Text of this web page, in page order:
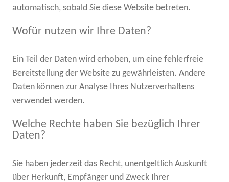
automatisch, sobald Sie diese Website betreten.
Wofür nutzen wir Ihre Daten?
Ein Teil der Daten wird erhoben, um eine fehlerfreie
Bereitstellung der Website zu gewährleisten. Andere
Daten können zur Analyse Ihres Nutzerverhaltens
verwendet werden.
Welche Rechte haben Sie bezüglich Ihrer
Daten?
Sie haben jederzeit das Recht, unentgeltlich Auskunft
über Herkunft, Empfänger und Zweck Ihrer